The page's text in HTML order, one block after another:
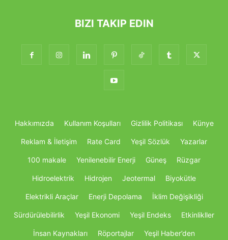
BIZI TAKIP EDIN
Hakkımızda Kullanım Koşulları Gizlilik Politikası Künye
Reklam & İletişim Rate Card Yeşil Sözlük Yazarlar
100 makale Yenilenebilir Enerji Güneş Rüzgar
Hidroelektrik Hidrojen Jeotermal Biyokütle
Elektrikli Araçlar Enerji Depolama İklim Değişikliği
Sürdürülebilirlik Yeşil Ekonomi Yeşil Endeks Etkinlikller
İnsan Kaynakları Röportajlar Yeşil Haber’den